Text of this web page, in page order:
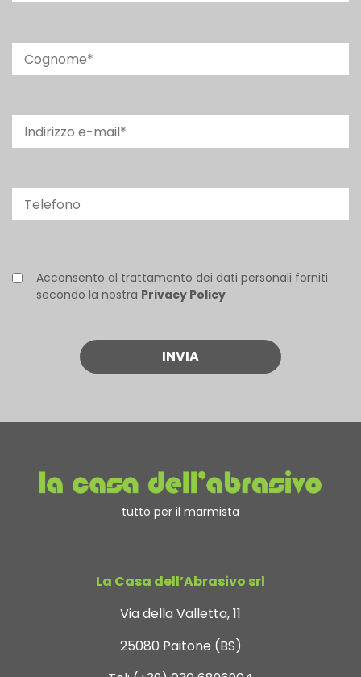
Acconsento al trattamento dei dati personali forniti
secondo la nostra Privacy Policy
tutto per il marmista
La Casa dell’Abrasivo srl
Via della Valletta, 11
25080 Paitone (BS)